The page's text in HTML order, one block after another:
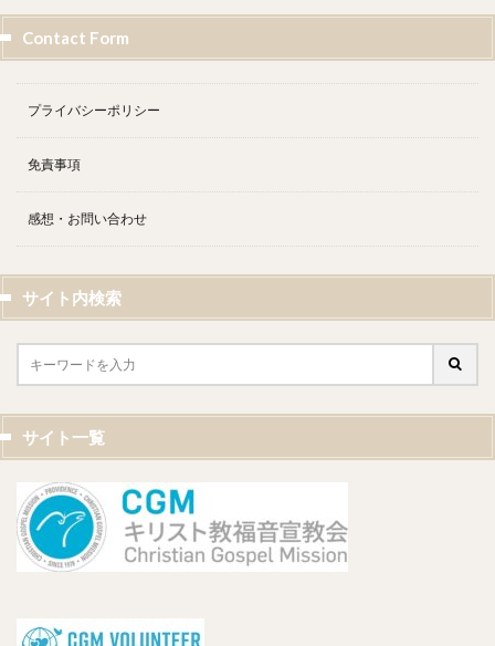
Contact Form
プライバシーポリシー
免責事項
感想・お問い合わせ
サイト内検索
サイト一覧